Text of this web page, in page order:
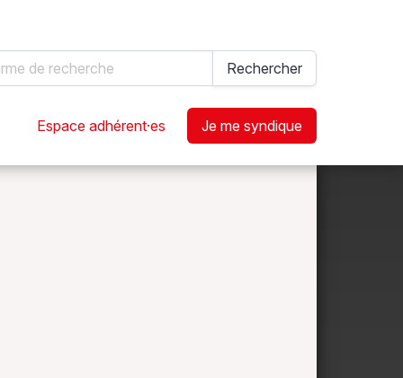
Rechercher
Espace adhérent·es Je me syndique